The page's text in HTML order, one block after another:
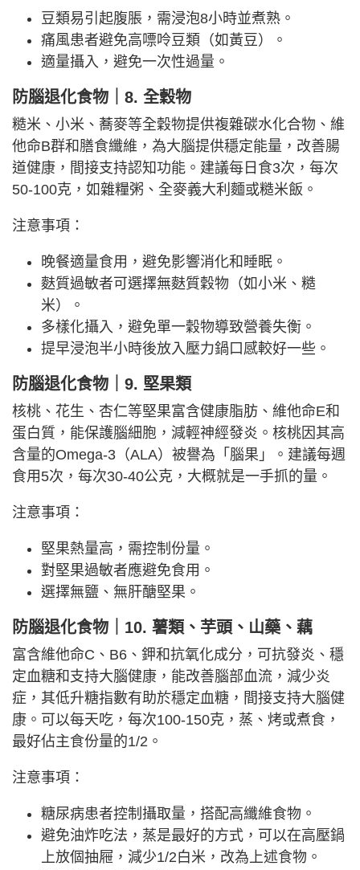
豆類易引起腹脹，需浸泡8小時並煮熟。
痛風患者避免高嘌呤豆類（如黃豆）。
適量攝入，避免一次性過量。
防腦退化食物｜8. 全穀物
糙米、小米、蕎麥等全穀物提供複雜碳水化合物、維
他命B群和膳食纖維，為大腦提供穩定能量，改善腸
道健康，間接支持認知功能。建議每日食3次，每次
50-100克，如雜糧粥、全麥義大利麵或糙米飯。
注意事項：
晚餐適量食用，避免影響消化和睡眠。
麩質過敏者可選擇無麩質穀物（如小米、糙
米）。
多樣化攝入，避免單一穀物導致營養失衡。
提早浸泡半小時後放入壓力鍋口感較好一些。
防腦退化食物｜9. 堅果類
核桃、花生、杏仁等堅果富含健康脂肪、維他命E和
蛋白質，能保護腦細胞，減輕神經發炎。核桃因其高
含量的Omega-3（ALA）被譽為「腦果」。建議每週
食用5次，每次30-40公克，大概就是一手抓的量。
注意事項：
堅果熱量高，需控制份量。
對堅果過敏者應避免食用。
選擇無鹽、無肝醣堅果。
防腦退化食物｜10. 薯類、芋頭、山藥、藕
富含維他命C、B6、鉀和抗氧化成分，可抗發炎、穩
定血糖和支持大腦健康，能改善腦部血流，減少炎
症，其低升糖指數有助於穩定血糖，間接支持大腦健
康。可以每天吃，每次100-150克，蒸、烤或煮食，
最好佔主食份量的1/2。
注意事項：
糖尿病患者控制攝取量，搭配高纖維食物。
避免油炸吃法，蒸是最好的方式，可以在高壓鍋
上放個抽屜，減少1/2白米，改為上述食物。